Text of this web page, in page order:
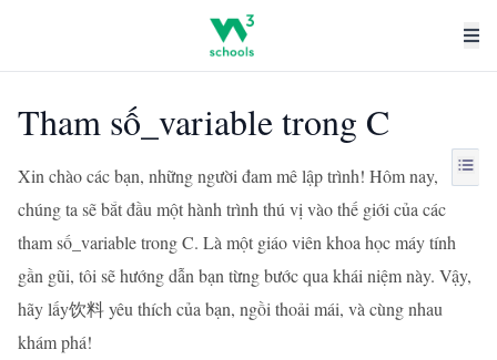
Tham số_variable trong C
Xin chào các bạn, những người đam mê lập trình! Hôm nay,
chúng ta sẽ bắt đầu một hành trình thú vị vào thế giới của các
tham số_variable trong C. Là một giáo viên khoa học máy tính
gần gũi, tôi sẽ hướng dẫn bạn từng bước qua khái niệm này. Vậy,
hãy lấy饮料 yêu thích của bạn, ngồi thoải mái, và cùng nhau
khám phá!